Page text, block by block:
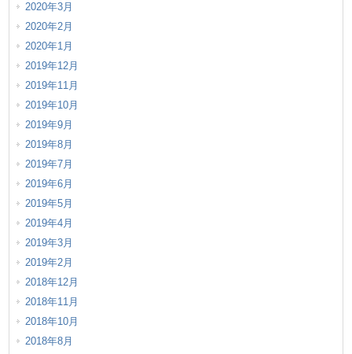
2020年3月
2020年2月
2020年1月
2019年12月
2019年11月
2019年10月
2019年9月
2019年8月
2019年7月
2019年6月
2019年5月
2019年4月
2019年3月
2019年2月
2018年12月
2018年11月
2018年10月
2018年8月